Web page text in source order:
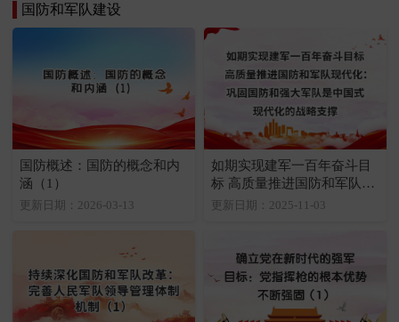
国防和军队建设
国防概述：国防的概念和内
涵（1）
更新日期：2026-03-13
如期实现建军一百年奋斗目
标 高质量推进国防和军队现
代化：巩固国防和强大军队
更新日期：2025-11-03